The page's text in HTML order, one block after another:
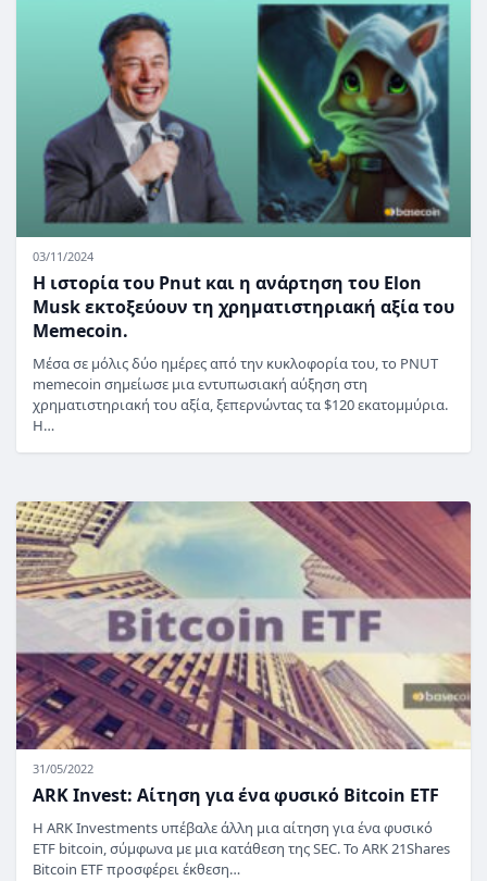
03/11/2024
Η ιστορία του Pnut και η ανάρτηση του Elon
Musk εκτοξεύουν τη χρηματιστηριακή αξία του
Memecoin.
Μέσα σε μόλις δύο ημέρες από την κυκλοφορία του, το PNUT
memecoin σημείωσε μια εντυπωσιακή αύξηση στη
χρηματιστηριακή του αξία, ξεπερνώντας τα $120 εκατομμύρια.
Η…
31/05/2022
ARK Invest: Αίτηση για ένα φυσικό Bitcoin ETF
Η ARK Investments υπέβαλε άλλη μια αίτηση για ένα φυσικό
ETF bitcoin, σύμφωνα με μια κατάθεση της SEC. Το ARK 21Shares
Bitcoin ETF προσφέρει έκθεση…